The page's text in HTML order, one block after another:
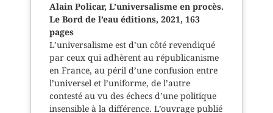
Alain Policar, L’universalisme en procès.
Le Bord de l’eau éditions, 2021, 163
pages
L’universalisme est d’un côté revendiqué
par ceux qui adhèrent au républicanisme
en France, au péril d’une confusion entre
l’universel et l’uniforme, de l’autre
contesté au vu des échecs d’une politique
insensible à la différence. L’ouvrage publié